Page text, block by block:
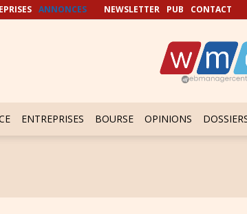
ANNONCES NEWSLETTER PUB CONTACT
ENTREPRISES BOURSE OPINIONS